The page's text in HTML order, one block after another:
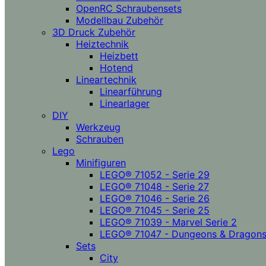
OpenRC Schraubensets
Modellbau Zubehör
3D Druck Zubehör
Heiztechnik
Heizbett
Hotend
Lineartechnik
Linearführung
Linearlager
DIY
Werkzeug
Schrauben
Lego
Minifiguren
LEGO® 71052 - Serie 29
LEGO® 71048 - Serie 27
LEGO® 71046 - Serie 26
LEGO® 71045 - Serie 25
LEGO® 71039 - Marvel Serie 2
LEGO® 71047 - Dungeons & Dragons
Sets
City